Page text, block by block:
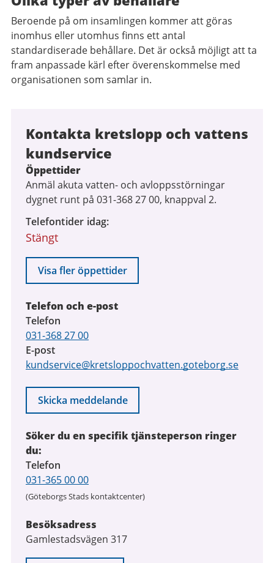
Beroende på om insamlingen kommer att göras
inomhus eller utomhus finns ett antal
standardiserade behållare. Det är också möjligt att ta
fram anpassade kärl efter överenskommelse med
organisationen som samlar in.
Kontakta kretslopp och vattens
kundservice
Öppettider
Anmäl akuta vatten- och avloppsstörningar
dygnet runt på 031-368 27 00, knappval 2.
Telefontider idag
Stängt
Visa fler öppettider
Telefon och e-post
Telefon
031-368 27 00
E-post
kundservice@kretsloppochvatten.goteborg.se
Skicka meddelande
Söker du en specifik tjänsteperson ringer
du:
Telefon
031-365 00 00
(Göteborgs Stads kontaktcenter)
Besöksadress
Gamlestadsvägen 317